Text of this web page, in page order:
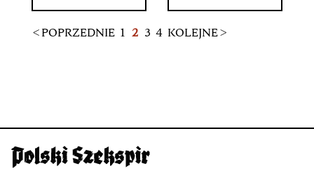
< POPRZEDNIE 1 2 3 4 KOLEJNE >